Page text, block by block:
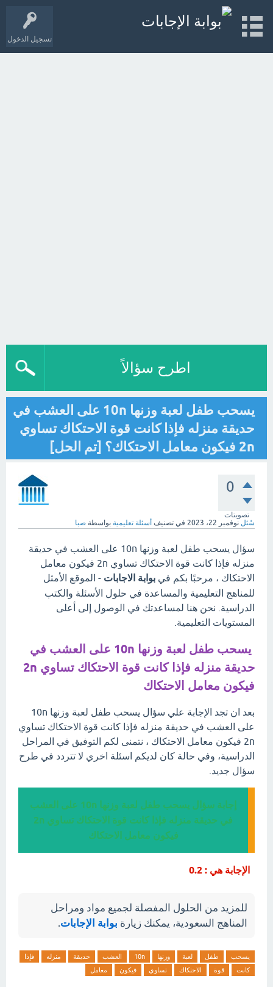
تسجيل الدخول
اطرح سؤالاً
يسحب طفل لعبة وزنها 10n على العشب في
حديقة منزله فإذا كانت قوة الاحتكاك تساوي
2n فيكون معامل الاحتكاك؟ [تم الحل]
0
تصويتات
سُئل نوفمبر 22، 2023 في تصنيف أسئلة تعليمية بواسطة صبا
سؤال يسحب طفل لعبة وزنها 10n على العشب في حديقة
منزله فإذا كانت قوة الاحتكاك تساوي 2n فيكون معامل
الاحتكاك ، مرحبًا بكم في بوابة الاجابات - الموقع الأمثل
للمناهج التعليمية والمساعدة في حلول الأسئلة والكتب
الدراسية. نحن هنا لمساعدتك في الوصول إلى أعلى
المستويات التعليمية.
يسحب طفل لعبة وزنها 10n على العشب في
حديقة منزله فإذا كانت قوة الاحتكاك تساوي 2n
فيكون معامل الاحتكاك
بعد ان تجد الإجابة علي سؤال يسحب طفل لعبة وزنها 10n
على العشب في حديقة منزله فإذا كانت قوة الاحتكاك تساوي
2n فيكون معامل الاحتكاك ، نتمنى لكم التوفيق في المراحل
الدراسية، وفي حالة كان لديكم اسئلة اخري لا تتردد في طرح
سؤال جديد.
إجابة سؤال يسحب طفل لعبة وزنها 10n على العشب
في حديقة منزله فإذا كانت قوة الاحتكاك تساوي 2n
فيكون معامل الاحتكاك
الإجابة هي : 0.2
للمزيد من الحلول المفصلة لجميع مواد ومراحل
المناهج السعودية، يمكنك زيارة بوابة الإجابات.
يسحب طفل لعبة وزنها 10n العشب حديقة منزله
فإذا
كانت
قوة الاحتكاك تساوي فيكون معامل